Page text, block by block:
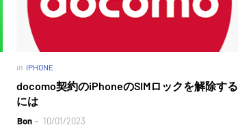
in IPHONE
docomo契約のiPhoneのSIMロックを解除する
には
Bon
10/01/2023